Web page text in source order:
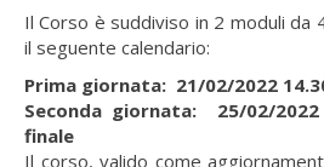
Il Corso è suddiviso in 2 moduli da
il seguente calendario:
Prima giornata: 21/02/2022
Seconda giornata: 25/02/
finale
Il corso, valido come